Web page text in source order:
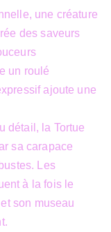
une créature
des saveurs
un roulé
ajoute une
détail, la Tortue
sa carapace
Les
à la fois le
son museau